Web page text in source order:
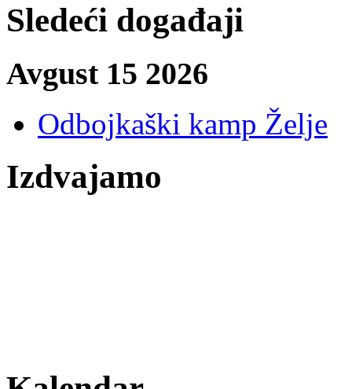
Sledeći događaji
Avgust 15 2026
Odbojkaški kamp Želje
Izdvajamo